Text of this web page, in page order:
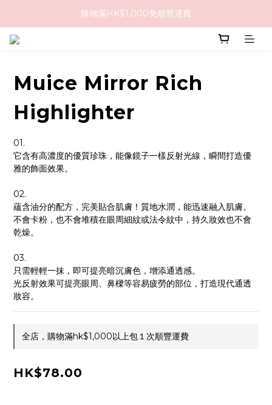
購物滿HK$1,000免順豐運費
購物滿HK$1,000免順豐運費
Muice Mirror Rich
Highlighter
01.
它含有高濃度的優質珍珠，能像鏡子一樣反射光線，瞬間打造優
雅的飾面效果。
02.
蘊含油分的配方，完美貼合肌膚！質地水潤，能迅速融入肌膚。
不會卡粉，也不會堆積在眼周細紋或法令紋中，持久妝效也不會
乾燥。
03.
只需輕輕一抹，即可提亮暗沉膚色，增添通透感。
光反射效果可提亮眼周、鼻樑等容易疲勞的部位，打造現代通透
妝容。
全店，購物滿hk$1,000以上包１次順豐運費
HK$78.00